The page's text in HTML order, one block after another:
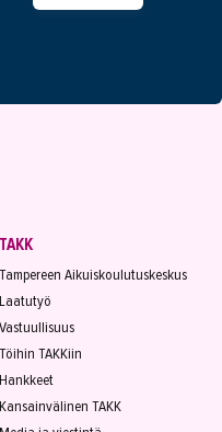
TAKK
Tampereen Aikuiskoulutuskeskus
Laatutyö
Vastuullisuus
Töihin TAKKiin
Hankkeet
Kansainvälinen TAKK